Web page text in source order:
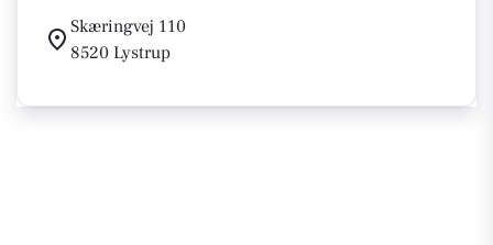
Skæringvej 110
8520 Lystrup